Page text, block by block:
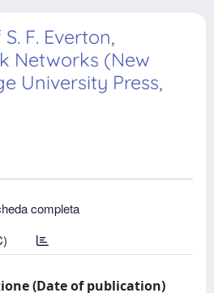
F. Everton,
Networks (New
University Press,
completa
(Date of publication)